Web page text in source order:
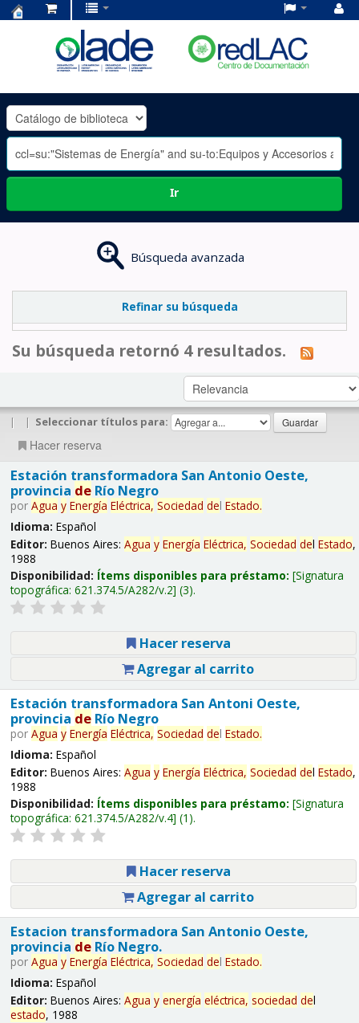
OLADE
-
Ir
Búsqueda avanzada
Refinar su búsqueda
Su búsqueda retornó 4 resultados.
| | Seleccionar títulos para:
Hacer reserva
Estación transformadora San Antonio Oeste,
provincia deRío Negro
por Agua y Energía Eléctrica, Sociedad del Estado.
Idioma: Español
Editor: Buenos Aires: Agua y Energía Eléctrica, Sociedad del Estado,
1988
Disponibilidad: Ítems disponibles para préstamo: Signatura
topográfica: 621.374.5/A282/v.2 (3).
Hacer reserva
Agregar al carrito
Estación transformadora San Antoni Oeste,
provincia deRío Negro
por Agua y Energía Eléctrica, Sociedad del Estado.
Idioma: Español
Editor: Buenos Aires: Agua y Energía Eléctrica, Sociedad del Estado,
1988
Disponibilidad: Ítems disponibles para préstamo: Signatura
topográfica: 621.374.5/A282/v.4 (1).
Hacer reserva
Agregar al carrito
Estacion transformadora San Antonio Oeste,
provincia deRío Negro.
por Agua y Energía Eléctrica, Sociedad del Estado.
Idioma: Español
Editor: Buenos Aires: Agua y energía eléctrica, sociedad del
estado, 1988